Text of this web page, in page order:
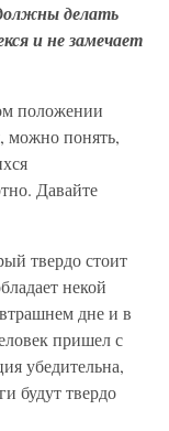
делать
и не замечает
положении
можно понять,
Давайте
твердо стоит
некой
дне и в
пришел с
убедительна,
будут твердо